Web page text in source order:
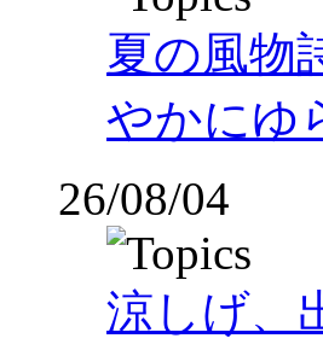
夏の風
やかにゆ
26/08/04
涼しげ、